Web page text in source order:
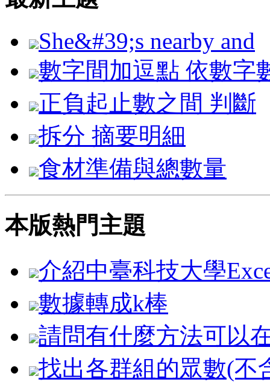
She&#39;s nearby and
數字間加逗點 依數字
正負起止數之間 判斷
拆分 摘要明細
食材準備與總數量
本版熱門主題
介紹中臺科技大學
數據轉成k棒
請問有什麼方法可以
找出各群組的眾數(不